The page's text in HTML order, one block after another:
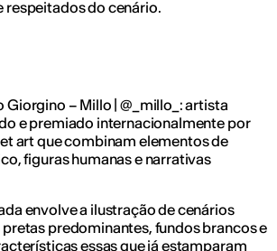
respeitados do cenário.
Giorgino – Millo | @_millo_: artista
e premiado internacionalmente por
art que combinam elementos de
figuras humanas e narrativas
envolve a ilustração de cenários
pretas predominantes, fundos brancos e
essas que já estamparam